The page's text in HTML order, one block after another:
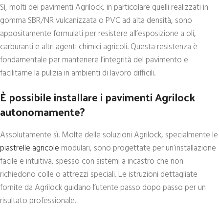
Sì, molti dei pavimenti Agrilock, in particolare quelli realizzati in
gomma SBR/NR vulcanizzata o PVC ad alta densità, sono
appositamente formulati per resistere all’esposizione a oli,
carburanti e altri agenti chimici agricoli. Questa resistenza è
fondamentale per mantenere l’integrità del pavimento e
facilitarne la pulizia in ambienti di lavoro difficili.
È possibile installare i pavimenti Agrilock
autonomamente?
Assolutamente sì. Molte delle soluzioni Agrilock, specialmente le
piastrelle agricole modulari, sono progettate per un’installazione
facile e intuitiva, spesso con sistemi a incastro che non
richiedono colle o attrezzi speciali. Le istruzioni dettagliate
fornite da Agrilock guidano l’utente passo dopo passo per un
risultato professionale.